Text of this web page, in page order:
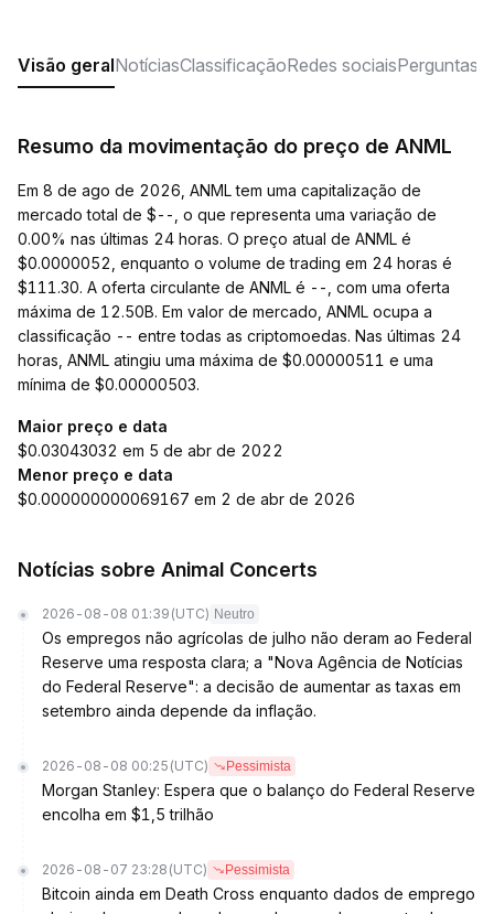
Visão geralNotíciasClassificaçãoRedes sociaisPerguntas
Resumo da movimentação do preço de ANML
Em 8 de ago de 2026, ANML tem uma capitalização de
mercado total de $--, o que representa uma variação de
0.00% nas últimas 24 horas. O preço atual de ANML é
$0.0000052, enquanto o volume de trading em 24 horas é
$111.30. A oferta circulante de ANML é --, com uma oferta
máxima de 12.50B. Em valor de mercado, ANML ocupa a
classificação -- entre todas as criptomoedas. Nas últimas 24
horas, ANML atingiu uma máxima de $0.00000511 e uma
mínima de $0.00000503.
Maior preço e data
$0.03043032 em 5 de abr de 2022
Menor preço e data
$0.000000000069167 em 2 de abr de 2026
Notícias sobre Animal Concerts
2026-08-08 01:39 (UTC) Neutro
Os empregos não agrícolas de julho não deram ao Federal
Reserve uma resposta clara; a "Nova Agência de Notícias
do Federal Reserve": a decisão de aumentar as taxas em
setembro ainda depende da inflação.
2026-08-08 00:25 (UTC) Pessimista
Morgan Stanley: Espera que o balanço do Federal Reserve
encolha em $1,5 trilhão
2026-08-07 23:28 (UTC) Pessimista
Bitcoin ainda em Death Cross enquanto dados de emprego